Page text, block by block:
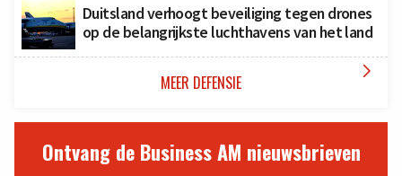
Duitsland verhoogt beveiliging tegen drones
op de belangrijkste luchthavens van het land
MEER DEFENSIE 
Ontvang de Business AM nieuwsbrieven